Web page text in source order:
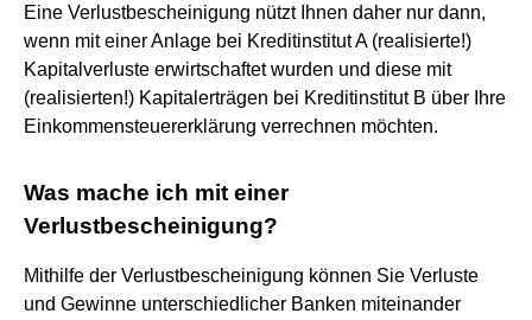
Eine Verlustbescheinigung nützt Ihnen daher nur dann,
wenn mit einer Anlage bei Kreditinstitut A (realisierte!)
Kapitalverluste erwirtschaftet wurden und diese mit
(realisierten!) Kapitalerträgen bei Kreditinstitut B über Ihre
Einkommensteuererklärung verrechnen möchten.
Was mache ich mit einer
Verlustbescheinigung?
Mithilfe der Verlustbescheinigung können Sie Verluste
und Gewinne unterschiedlicher Banken miteinander